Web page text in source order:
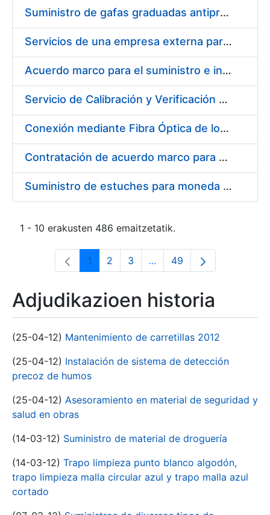
Suministro de gafas graduadas antiproyecciones para los trabajadores de la FNMT-RCM en los centros de trabajo de Madrid y Burgos
Servicios de una empresa externa para el asesoramiento y resolución de los recursos de alzada que se presentan relacionados con procesos de selección para la FNMT-RCM
Acuerdo marco para el suministro e instalación de persianas, estores y otros complementos
Servicio de Calibración y Verificación Externa de los Equipos de Medición del Servicio de Prevención de la FNMT-RCM
Conexión mediante Fibra Óptica de los Centros de Proceso de Datos (CPDs) de las sedes de la FNMT-RCM de Burgos y Madrid
Contratación de acuerdo marco para el Suministro de Material de Electricidad para la Fábrica Nacional de Moneda y Timbre-Real Casa de la Moneda en su centro de trabajo de Burgos
Suministro de estuches para moneda de 30 €
1 - 10 erakusten 486 emaitzetatik.
Orrialdea
1 Orrialdea
2 Orrialdea
3 ...Intermediate Pages Use
Orrialdea
49
Adjudikazioen historia
(25-04-12) Mantenimiento de carretillas 2012
(25-04-12) Instalación de sistema de detección
precoz de humos
(25-04-12) Asesoramiento en material de seguridad y
salud en obras
(14-03-12) Suministro de material de droguería
(14-03-12) Trapo limpieza punto blanco algodón,
trapo limpieza malla circular azul y trapo malla azul
cortado